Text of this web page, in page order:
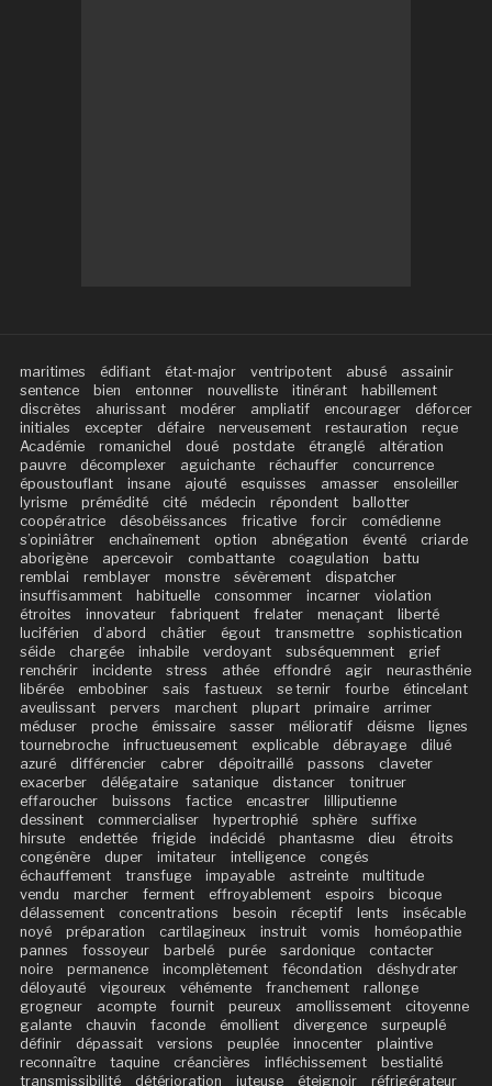
maritimes édifiant état-major ventripotent abusé
assainir
sentence
bien entonner nouvelliste itinérant
habillement
discrètes
ahurissant modérer ampliatif encourager
déforcer
initiales
excepter défaire nerveusement restauration
reçue
Académie
romanichel doué postdate étranglé
altération
pauvre
décomplexer aguichante réchauffer
concurrence
époustouflant
insane ajouté esquisses amasser
ensoleiller
lyrisme
prémédité cité médecin répondent
ballotter
coopératrice
désobéissances fricative forcir
comédienne
s’opiniâtrer
enchaînement option abnégation éventé
criarde
aborigène
apercevoir combattante coagulation
battu
remblai
remblayer monstre sévèrement
dispatcher
insuffisamment
habituelle consommer incarner
violation
étroites
innovateur fabriquent frelater menaçant
liberté
luciférien
d’abord châtier égout transmettre
sophistication
séide
chargée inhabile verdoyant subséquemment
grief
renchérir
incidente stress athée effondré agir
neurasthénie
libérée
embobiner sais fastueux se ternir fourbe
étincelant
aveulissant
pervers marchent plupart primaire
arrimer
méduser
proche émissaire sasser mélioratif déisme
lignes
tournebroche
infructueusement explicable débrayage
dilué
azuré
différencier cabrer dépoitraillé passons
claveter
exacerber
délégataire satanique distancer
tonitruer
effaroucher
buissons factice encastrer
lilliputienne
dessinent
commercialiser hypertrophié sphère
suffixe
hirsute
endettée frigide indécidé phantasme dieu
étroits
congénère
duper imitateur intelligence
congés
échauffement
transfuge impayable astreinte
multitude
vendu
marcher ferment effroyablement espoirs
bicoque
délassement
concentrations besoin réceptif lents
insécable
noyé
préparation cartilagineux instruit vomis
homéopathie
pannes
fossoyeur barbelé purée sardonique
contacter
noire
permanence incomplètement fécondation
déshydrater
déloyauté
vigoureux véhémente franchement
rallonge
grogneur
acompte fournit peureux amollissement
citoyenne
galante
chauvin faconde émollient divergence
surpeuplé
définir
dépassait versions peuplée innocenter
plaintive
reconnaître
taquine créancières infléchissement
bestialité
transmissibilité
détérioration juteuse éteignoir
réfrigérateur